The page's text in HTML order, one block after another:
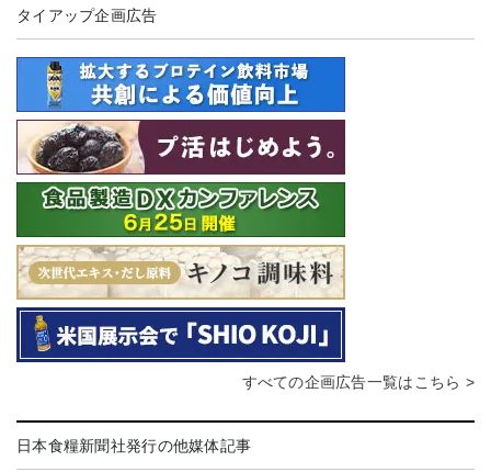
タイアップ企画広告
すべての企画広告一覧はこちら >
日本食糧新聞社発行の他媒体記事